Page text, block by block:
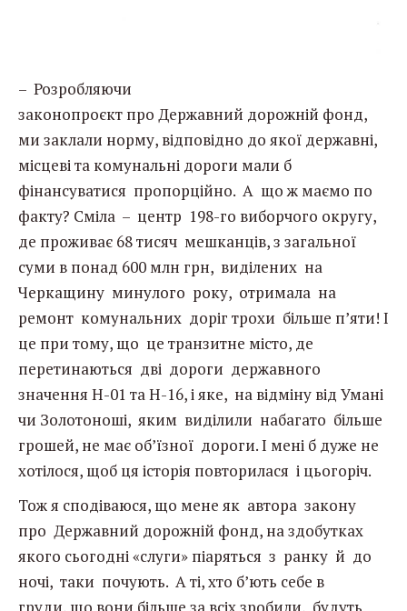
– Розробляючи
законопроєкт про Державний дорожній фонд,
ми заклали норму, відповідно до якої державні,
місцеві та комунальні дороги мали б
фінансуватися пропорційно. А що ж маємо по
факту? Сміла – центр 198-го виборчого округу,
де проживає 68 тисяч мешканців, з загальної
суми в понад 600 млн грн, виділених на
Черкащину минулого року, отримала на
ремонт комунальних доріг трохи більше п’яти! І
це при тому, що це транзитне місто, де
перетинаються дві дороги державного
значення Н-01 та Н-16, і яке, на відміну від Умані
чи Золотоноші, яким виділили набагато більше
грошей, не має об’їзної дороги. І мені б дуже не
хотілося, щоб ця історія повторилася і цьогоріч.
Тож я сподіваюся, що мене як автора закону
про Державний дорожній фонд, на здобутках
якого сьогодні «слуги» піаряться з ранку й до
ночі, таки почують. А ті, хто б’ють себе в
груди, що вони більше за всіх зробили, будуть